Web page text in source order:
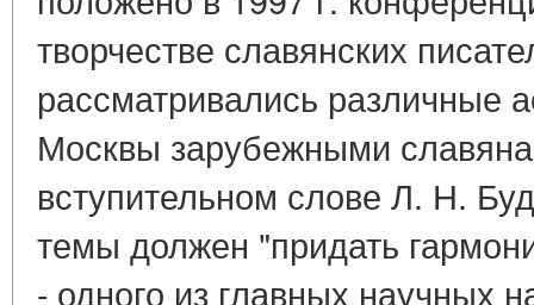
творчестве славянских
рассматривались различные
Москвы зарубежными
вступительном слове Л. Н.
темы должен "придать
- одного из главных научных